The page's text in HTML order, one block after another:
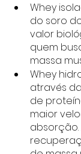
Whey
do soro
valor
quem
massa
Whey
através
de
maior
absorção.